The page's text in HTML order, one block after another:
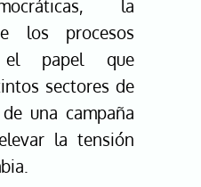
la
los procesos
el papel que
sectores de
una campaña
la tensión